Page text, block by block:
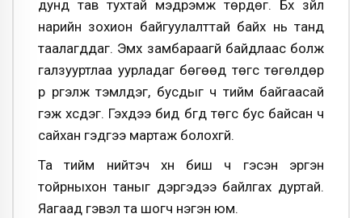
дунд тав тухтай мэдрэмж төрдөг. Бүх зүйл
нарийн зохион байгуулалттай байх нь танд
таалагддаг. Эмх замбараагүй байдлаас болж
галзууртлаа уурладаг бөгөөд төгс төгөлдөр
рүү үргэлж тэмүүлдэг, бусдыг ч тийм байгаасай
гэж хүсдэг. Гэхдээ бид бүгд төгс бус байсан ч
сайхан гэдгээ мартаж болохгүй.
Та тийм нийтэч хүн биш ч гэсэн эргэн
тойрныхон таныг дэргэдээ байлгах дуртай.
Яагаад гэвэл та шогч нэгэн юм.